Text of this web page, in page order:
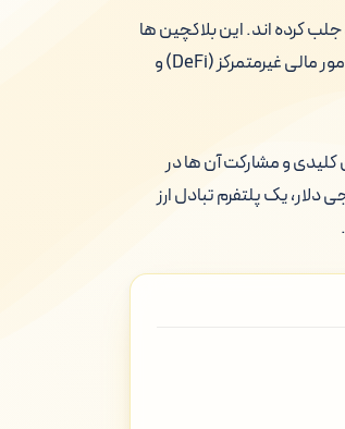
جلب کرده اند. این بلاکچین ها
به گونه ای طراحی شده اند که بتوانند نیازهای روزافزون برنامه های غیرمتمرکز (dApps)، امور مالی غیرمتمرکز (DeFi) و
کلیدی و مشارکت آن ها در
یک پلتفرم تبادل ارز